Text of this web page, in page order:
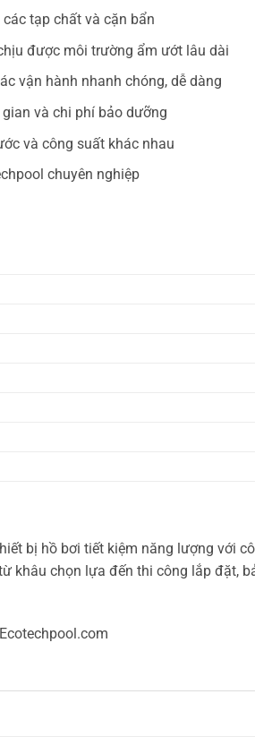
tạp chất và cặn bẩn
được môi trường ẩm ướt lâu dài
vận hành nhanh chóng, dễ dàng
và chi phí bảo dưỡng
và công suất khác nhau
chuyên nghiệp
bị hồ bơi tiết kiệm năng lượng với
khâu chọn lựa đến thi công lắp đặt,